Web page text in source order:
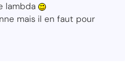
lambda
mais il en faut pour